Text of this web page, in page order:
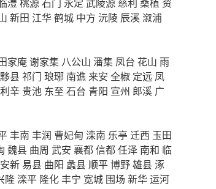
新田 江华鹤城 中方 沅陵 辰溪 溆浦
家庵谢家集 八公山 潘集 凤台 花山 雨
黟县祁门 琅琊 南谯 来安 全椒 定远 凤
利辛 贵池 东至 石台 青阳 宣州 郎溪 广
丰南 丰润 曹妃甸 滦南 乐亭 迁西 玉田
魏县 曲周 武安 襄都信都任泽 南和 临
安新易县 曲阳 蠡县 顺平博野雄县涿
隆 滦平 隆化丰宁 宽城 围场 新华运河